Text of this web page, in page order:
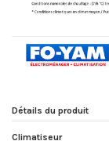
Détails du produit
Climatiseur